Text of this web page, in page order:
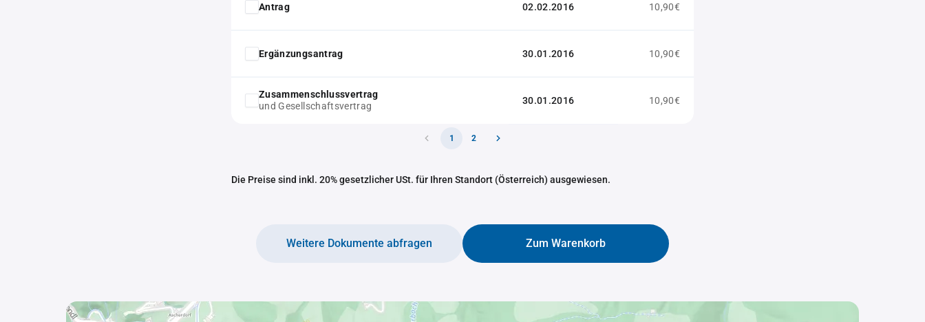
Antrag 02.02.2016 10,90€
Ergänzungsantrag 30.01.2016 10,90€
Zusammenschlussvertrag
und Gesellschaftsvertrag
30.01.2016 10,90€
1 2
Die Preise sind inkl. 20% gesetzlicher USt. für Ihren Standort (Österreich) ausgewiesen.
Zum Warenkorb
Weitere Dokumente abfragen